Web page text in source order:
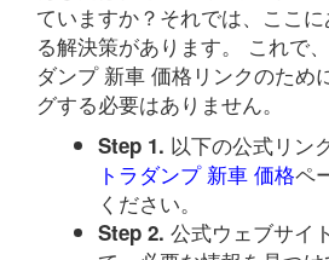
ていますか？それでは、ここ
る解決策があります。 これで
ダンプ 新車 価格リンクのため
グする必要はありません。
Step 1. 以下の公式リン
トラダンプ 新車 価格ペ
ください。
Step 2. 公式ウェブサイ